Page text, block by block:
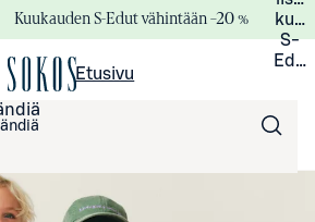
Kuukauden S-Edut vähintään –20 %
S-
Etusivu